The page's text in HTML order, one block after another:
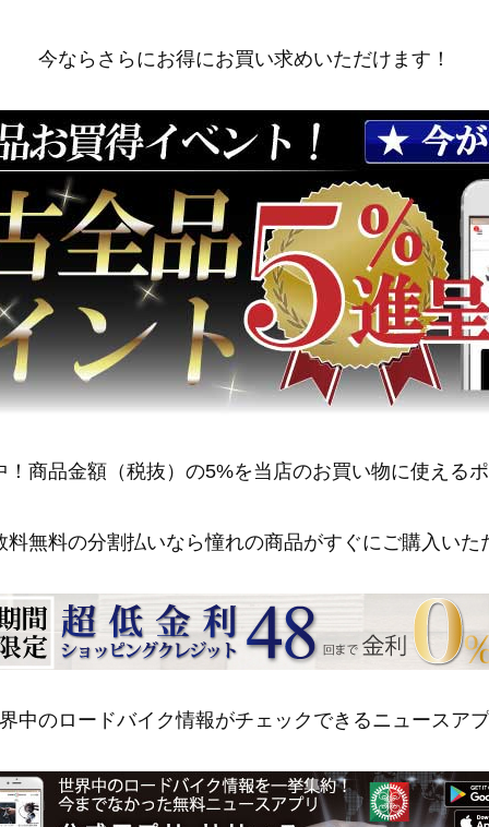
今ならさらにお得にお買い求めいただけます！
商品金額（税抜）の5%を当店のお買い物に使える
料無料の分割払いなら憧れの商品がすぐにご購入いた
中のロードバイク情報がチェックできるニュースア